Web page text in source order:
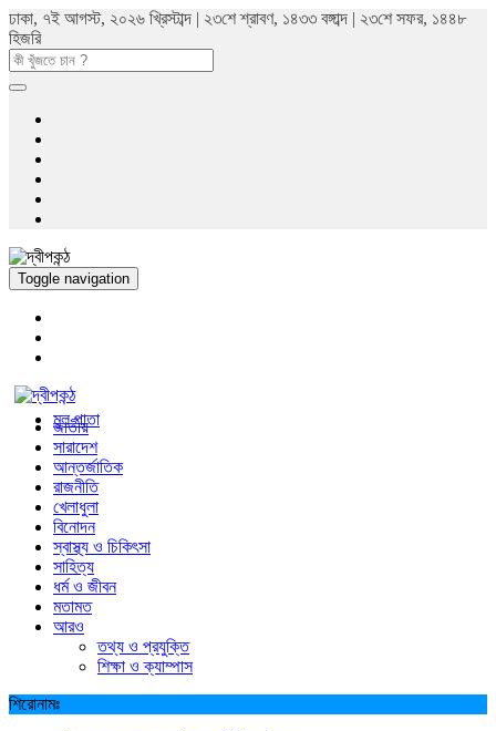
ঢাকা, ৭ই আগস্ট, ২০২৬ খ্রিস্টাব্দ | ২৩শে শ্রাবণ, ১৪৩৩ বঙ্গাব্দ | ২৩শে সফর, ১৪৪৮
হিজরি
Toggle navigation
মুল পাতা
জাতীয়
সারাদেশ
আন্তর্জাতিক
রাজনীতি
খেলাধুলা
বিনোদন
স্বাস্থ্য ও চিকিৎসা
সাহিত্য
ধর্ম ও জীবন
মতামত
আরও
তথ্য ও প্রযুক্তি
শিক্ষা ও ক্যাম্পাস
শিরোনামঃ